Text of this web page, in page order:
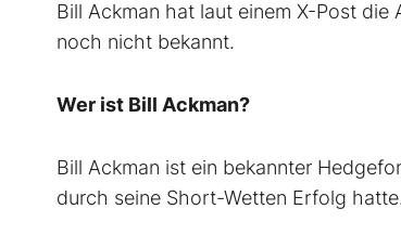
Bill Ackman hat laut einem X-Post
noch nicht bekannt.
Wer ist Bill Ackman?
Bill Ackman ist ein bekannter
durch seine Short-Wetten Erfolg